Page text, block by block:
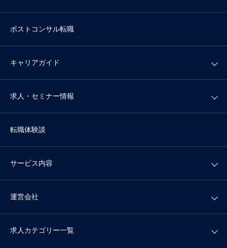
ポストコンサル転職
キャリアガイド
求人・セミナー情報
転職体験談
サービス内容
運営会社
求人カテゴリー一覧